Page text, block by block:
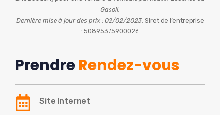
Gasoil.
Dernière mise à jour des prix : 02/02/2023. Siret de l’entreprise
: 50895375900026
PrendreRendez-vous
Site Internet